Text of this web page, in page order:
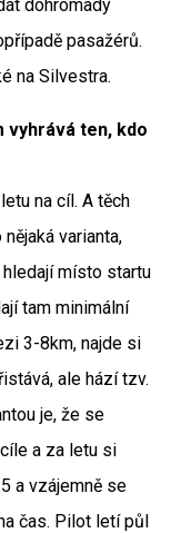
dohromady
pasažérů.
na Silvestra.
vyhrává ten, kdo
na cíl. A těch
varianta,
místo startu
tam minimální
3-8km, najde si
ale hází tzv.
je, že se
a za letu si
a vzájemně se
čas. Pilot letí půl